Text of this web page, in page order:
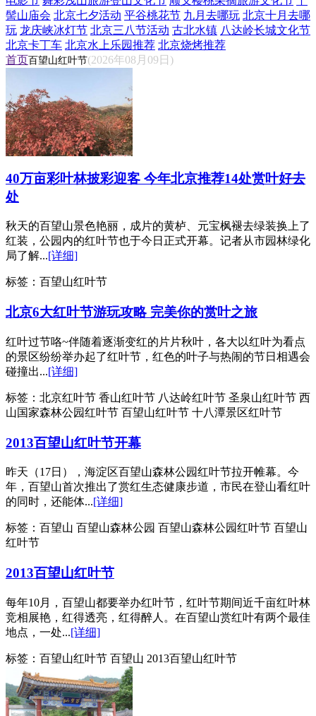
髻山庙会 北京七夕活动 平谷桃花节 九月去哪玩 北京十月去哪
玩 龙庆峡冰灯节 北京三八节活动 古北水镇 八达岭长城文化节
北京卡丁车 北京水上乐园推荐 北京烧烤推荐
首页百望山红叶节(2026年08月09日)
40万亩彩叶林披彩迎客 今年北京推荐14处赏叶好去
处
秋天的百望山景色艳丽，成片的黄栌、元宝枫褪去绿装换上了
红装，公园内的红叶节也于今日正式开幕。记者从市园林绿化
局了解...[详细]
标签： 百望山红叶节
北京6大红叶节游玩攻略 完美你的赏叶之旅
红叶过节咯~伴随着逐渐变红的片片秋叶，各大以红叶为看点
的景区纷纷举办起了红叶节，红色的叶子与热闹的节日相遇会
碰撞出...[详细]
标签： 北京红叶节 香山红叶节 八达岭红叶节 圣泉山红叶节 西
山国家森林公园红叶节 百望山红叶节 十八潭景区红叶节
2013百望山红叶节开幕
昨天（17日），海淀区百望山森林公园红叶节拉开帷幕。今
年，百望山首次推出了赏红生态健康步道，市民在登山看红叶
的同时，还能体...[详细]
标签： 百望山 百望山森林公园 百望山森林公园红叶节 百望山
红叶节
2013百望山红叶节
每年10月，百望山都要举办红叶节，红叶节期间近千亩红叶林
竞相展艳，红得透亮，红得醉人。在百望山赏红叶有两个最佳
地点，一处...[详细]
标签： 百望山红叶节 百望山 2013百望山红叶节